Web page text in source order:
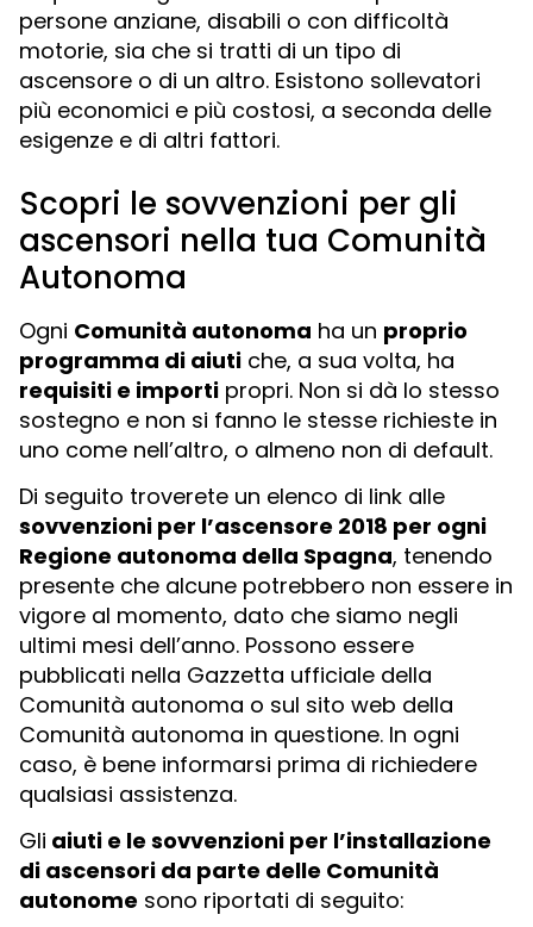
persone anziane, disabili o con difficoltà
motorie, sia che si tratti di un tipo di
ascensore o di un altro. Esistono sollevatori
più economici e più costosi, a seconda delle
esigenze e di altri fattori.
Scopri le sovvenzioni per gli
ascensori nella tua Comunità
Autonoma
Ogni Comunità autonoma ha un proprio
programma di aiuti che, a sua volta, ha
requisiti e importi propri. Non si dà lo stesso
sostegno e non si fanno le stesse richieste in
uno come nell’altro, o almeno non di default.
Di seguito troverete un elenco di link alle
sovvenzioni per l’ascensore 2018 per ogni
Regione autonoma della Spagna, tenendo
presente che alcune potrebbero non essere in
vigore al momento, dato che siamo negli
ultimi mesi dell’anno. Possono essere
pubblicati nella Gazzetta ufficiale della
Comunità autonoma o sul sito web della
Comunità autonoma in questione. In ogni
caso, è bene informarsi prima di richiedere
qualsiasi assistenza.
Gli aiuti e le sovvenzioni per l’installazione
di ascensori da parte delle Comunità
autonome sono riportati di seguito: